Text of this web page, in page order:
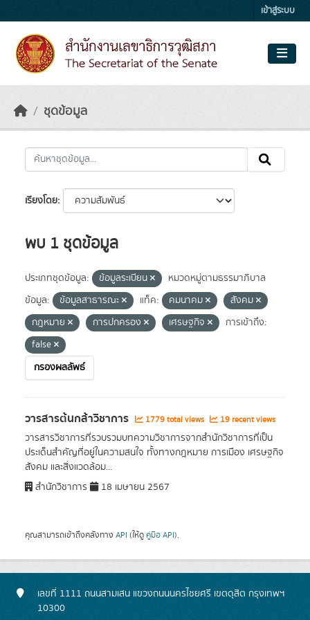
เข้าสู่ระบบ
ชุดข้อมูล
เรียงโดย
พบ 1 ชุดข้อมูล
ประเภทชุดข้อมูล: ข้อมูลระเบียน
หมวดหมู่ตามธรรมาภิบาล
ข้อมูล:
ข้อมูลสาธารณะ แท็ค: คมนาคม
สังคม
กฎหมาย
การปกครอง เศรษฐกิจ
การเข้าถึง:
false
กรองผลลัพธ์
วารสารต้นกล้าวิชาการ 1779 total views 19 recent views
วารสารวิชาการที่รวบรวมบทความวิชาการจากสำนักวิชาการที่เป็น
ประเด็นสำคัญที่อยู่ในความสนใจ ทั้งทางกฎหมาย การเมือง เศรษฐกิจ
สังคม และสิ่งแวดล้อม...
สำนักวิชาการ
18 เมษายน 2567
คุณสามารถเข้าถึงคลังทาง API (ให้ดู คู่มือ API).
เลขที่ 1111 ถนนสามเสน แขวงถนนนครไชยศรี เขตดุสิต กรุงเทพฯ
10300